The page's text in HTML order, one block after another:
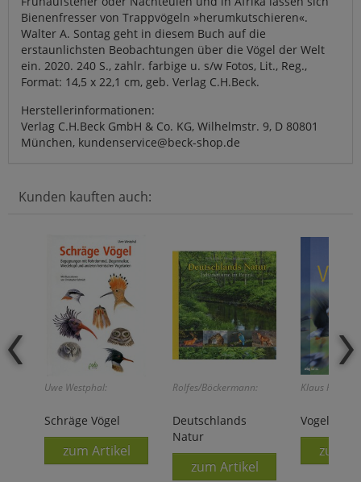
Bienenfresser von Trappvögeln »herumkutschieren«.
Walter A. Sontag geht in diesem Buch auf die
erstaunlichsten Beobachtungen über die Vögel der Welt
ein. 2020. 240 S., zahlr. farbige u. s/w Fotos, Lit., Reg.,
Format: 14,5 x 22,1 cm, geb. Verlag C.H.Beck.
Herstellerinformationen:
Verlag C.H.Beck GmbH & Co. KG, Wilhelmstr. 9, D 80801
München, kundenservice@beck-shop.de
Kunden kauften auch:
Uwe Westphal:
Schräge Vögel
zum Artikel
Rolfes/Böckermann:
Deutschlands
Natur
zum Artikel
Klaus Richarz:
Vogelzug
zum